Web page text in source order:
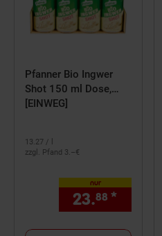
Pfanner Bio Ingwer
Shot 150 ml Dose,
12er Pack
[EINWEG]
13.27 / l
zzgl. Pfand 3.–€
nur
23.88 *